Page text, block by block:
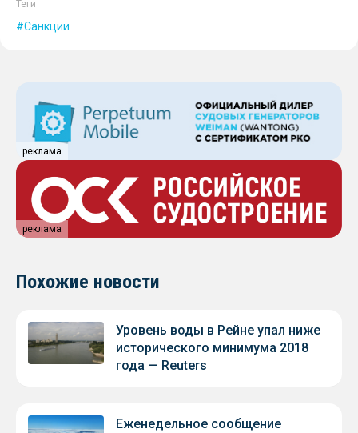
Теги
Санкции
реклама
реклама
Похожие новости
Уровень воды в Рейне упал ниже
исторического минимума 2018
года — Reuters
Еженедельное сообщение